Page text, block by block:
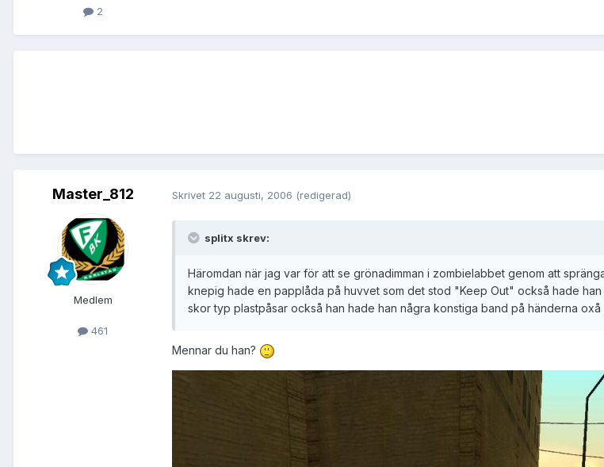
2
Master_812
Medlem
461
Skrivet 22 augusti, 2006 (redigerad)
splitx skrev:
Häromdan när jag var för att se grönadimman i zombielabbet genom att
knepig hade en papplåda på huvvet som det stod "Keep Out" också hade
skor typ plastpåsar också han hade han några konstiga band på händerna
Mennar du han?